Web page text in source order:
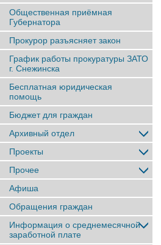
Общественная приёмная
Губернатора
Прокурор разъясняет закон
График работы прокуратуры ЗАТО
г. Снежинска
Бесплатная юридическая
помощь
Бюджет для граждан
Архивный отдел
Проекты
Прочее
Афиша
Обращения граждан
Информация о среднемесячной
заработной плате